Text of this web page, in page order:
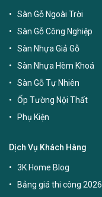
Sàn Gỗ Ngoài Trời
Sàn Gỗ Công Nghiệp
Sàn Nhựa Giả Gỗ
Sàn Nhựa Hèm Khoá
Sàn Gỗ Tự Nhiên
Ốp Tường Nội Thất
Phụ Kiện
Dịch Vụ Khách Hàng
3K Home Blog
Bảng giá thi công 2026